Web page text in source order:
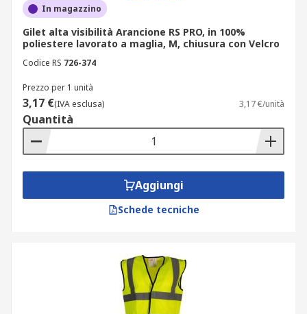
In magazzino
Gilet alta visibilità Arancione RS PRO, in 100%
poliestere lavorato a maglia, M, chiusura con Velcro
Codice RS 726-374
Prezzo per 1 unità
3,17 €(IVA esclusa) 3,17 €/unità
Quantità
Aggiungi
Schede tecniche